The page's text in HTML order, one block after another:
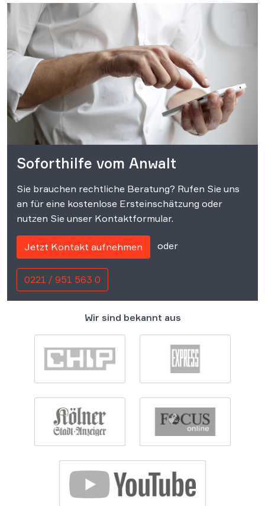
Soforthilfe vom Anwalt
Sie brauchen rechtliche Beratung? Rufen Sie uns
an für eine kostenlose Ersteinschätzung oder
nutzen Sie unser Kontaktformular.
Jetzt Kontakt aufnehmen oder
0221 / 951 563 0
Wir sind bekannt aus